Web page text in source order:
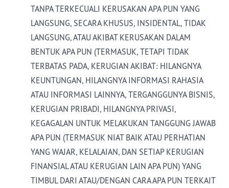
TANPA TERKECUALI KERUSAKAN APA PUN YANG
LANGSUNG, SECARA KHUSUS, INSIDENTAL, TIDAK
LANGSUNG, ATAU AKIBAT KERUSAKAN DALAM
BENTUK APA PUN (TERMASUK, TETAPI TIDAK
TERBATAS PADA, KERUGIAN AKIBAT: HILANGNYA
KEUNTUNGAN, HILANGNYA INFORMASI RAHASIA
ATAU INFORMASI LAINNYA, TERGANGGUNYA BISNIS,
KERUGIAN PRIBADI, HILANGNYA PRIVASI,
KEGAGALAN UNTUK MELAKUKAN TANGGUNG JAWAB
APA PUN (TERMASUK NIAT BAIK ATAU PERHATIAN
YANG WAJAR, KELALAIAN, DAN SETIAP KERUGIAN
FINANSIAL ATAU KERUGIAN LAIN APA PUN) YANG
TIMBUL DARI ATAU/DENGAN CARA APA PUN TERKAIT